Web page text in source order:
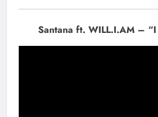
Santana ft. WILL.I.AM – “I